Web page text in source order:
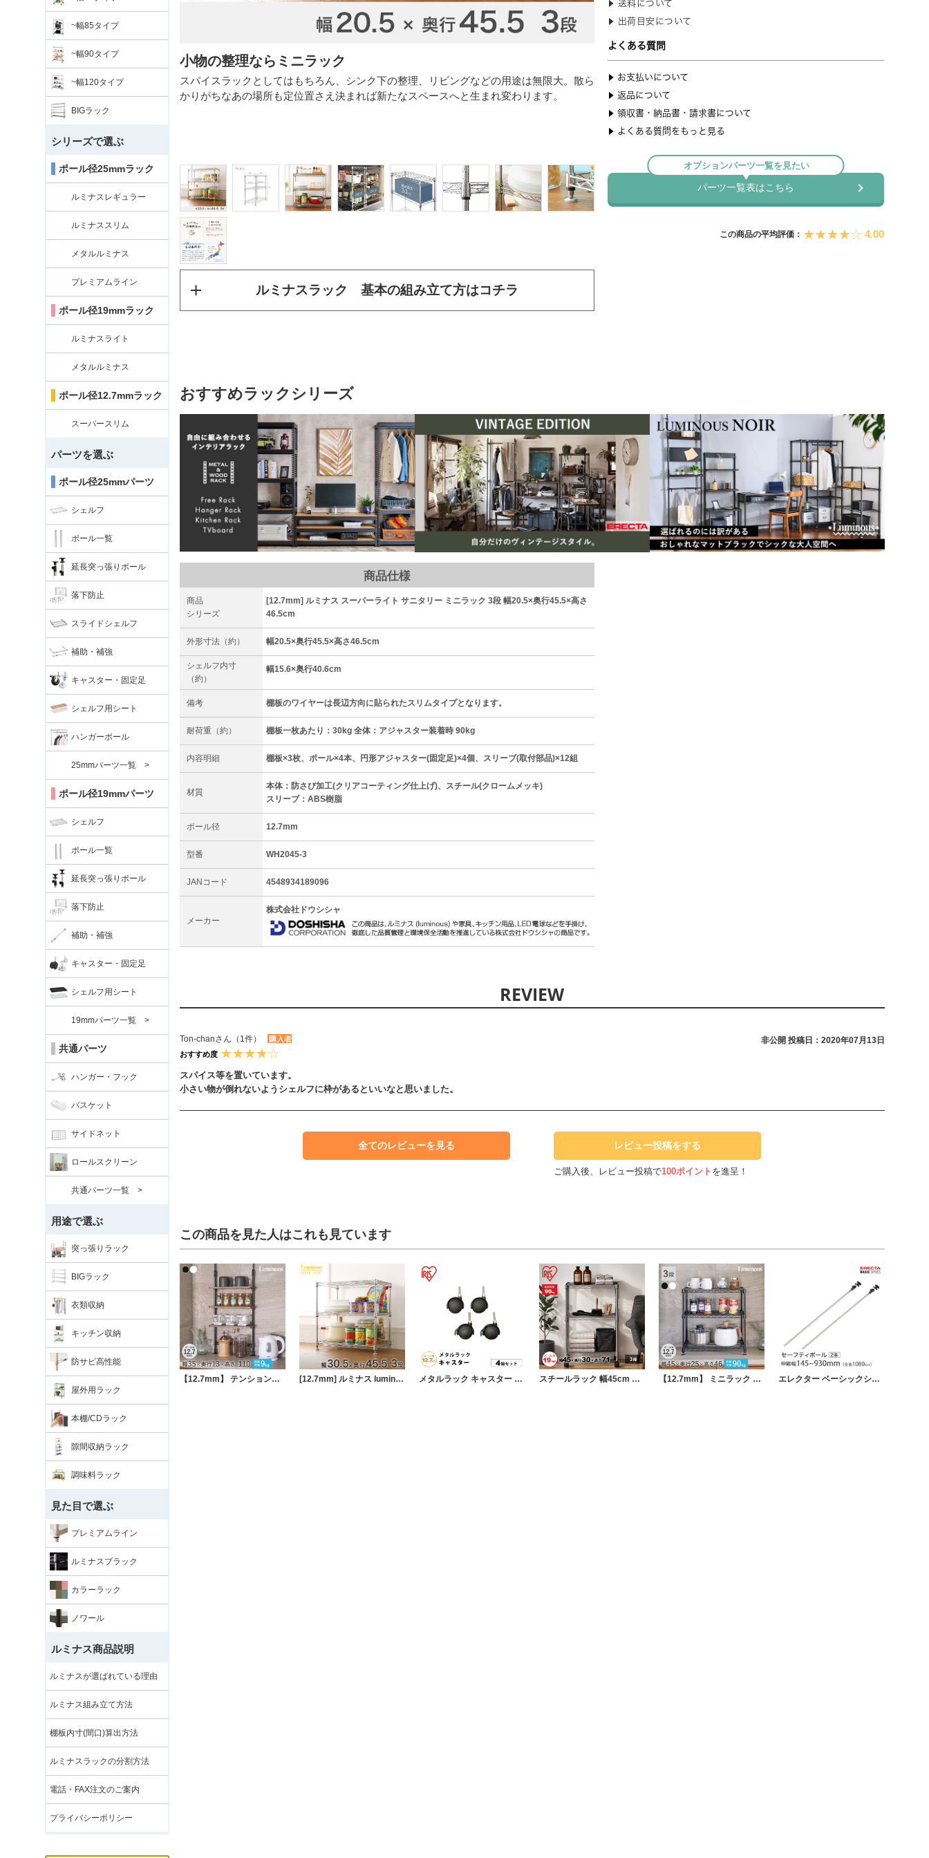
~幅85タイプ
~幅90タイプ
~幅120タイプ
BIGラック
シリーズで選ぶ
ポール径25mmラック
ルミナスレギュラー
ルミナススリム
メタルルミナス
プレミアムライン
ポール径19mmラック
ルミナスライト
メタルルミナス
ポール径12.7mmラック
スーパースリム
パーツを選ぶ
ポール径25mmパーツ
シェルフ
ポール一覧
延長突っ張りポール
落下防止
スライドシェルフ
補助・補強
キャスター・固定足
シェルフ用シート
ハンガーポール
25mmパーツ一覧 >
ポール径19mmパーツ
シェルフ
ポール一覧
延長突っ張りポール
落下防止
補助・補強
キャスター・固定足
シェルフ用シート
19mmパーツ一覧 >
共通パーツ
ハンガー・フック
バスケット
サイドネット
ロールスクリーン
共通パーツ一覧 >
用途で選ぶ
突っ張りラック
BIGラック
衣類収納
キッチン収納
防サビ高性能
屋外用ラック
本棚/CDラック
隙間収納ラック
調味料ラック
見た目で選ぶ
プレミアムライン
ルミナスブラック
カラーラック
ノワール
ルミナス商品説明
ルミナスが選ばれている理由
ルミナス組み立て方法
棚板内寸(間口)算出方法
ルミナスラックの分割方法
電話・FAX注文のご案内
プライバシーポリシー
また平日10:00までのご注文で即日
場合がございます。ご了承くださ
小物の整理ならミニラック
スパイスラックとしてはもちろん、シンク下の整理、リビングなどの用途は無限大。散ら
かりがちなあの場所も定位置さえ決まれば新たなスペースへと生まれ変わります。
ルミナスラック 基本の組み立て方はコチラ
おすすめラックシリーズ
商品仕様
商品
シリーズ
[12.7mm] ルミナス スーパーライト サニタリー ミニラック 3段 幅20.5×奥行45.5×高さ
46.5cm
外形寸法（約） 幅20.5×奥行45.5×高さ46.5cm
シェルフ内寸
（約）
幅15.6×奥行40.6cm
備考 棚板のワイヤーは長辺方向に貼られたスリムタイプとなります。
耐荷重（約） 棚板一枚あたり：30kg 全体：アジャスター装着時 90kg
内容明細 棚板×3枚、ポール×4本、円形アジャスター(固定足)×4個、スリーブ(取付部品)×12組
材質
本体：防さび加工(クリアコーティング仕上げ)、スチール(クロームメッキ)
スリーブ：ABS樹脂
ポール径 12.7mm
型番 WH2045-3
JANコード 4548934189096
メーカー
株式会社ドウシシャ
この商品の平均評価： 4.00
Ton-chanさん（1件） 購入者 非公開 投稿日：2020年07月13日
おすすめ度
スパイス等を置いています。
小さい物が倒れないようシェルフに枠があるといいなと思いました。
全てのレビューを見る レビュー投稿をする
ご購入後、レビュー投稿で100ポイント を進呈！
この商品を見た人はこれも見ています
【12.7mm】 テンションミニラック 幅36.5 cm×奥行13.5cm×高さ74～110cm 3段 [12.7mm] ルミナス luminous ミニラック 3段 幅30 幅30.5×奥行45.5×高46.5cm メタルラック キャスター 4個セット 幅約6×奥行約4.55 ポール直径12.7mm パーツ ラック 収納 カスタマイズ スチールラック 幅45cm メタルラック 3段 ダークグレー (ポール直径19mm・棚板3枚) カラーラック ラック 収納 棚 シェルフ 【12.7mm】 ミニラック 幅45.5 cm×奥行25.5cm×高さ46.5cm エレクター ベーシックシリーズ セーフティポール ２本 伸縮幅145～930mm パーツ